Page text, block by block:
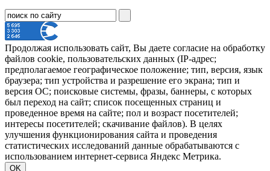
Продолжая использовать сайт, Вы даете согласие на обработку
файлов cookie, пользовательских данных (IP-адрес;
предполагаемое географическое положение; тип, версия, язык
браузера; тип устройства и разрешение его экрана; тип и
версия ОС; поисковые системы, фразы, баннеры, с которых
был переход на сайт; список посещенных страниц и
проведенное время на сайте; пол и возраст посетителей;
интересы посетителей; скачивание файлов). В целях
улучшения функционирования сайта и проведения
статистических исследований данные обрабатываются с
использованием интернет-сервиса Яндекс Метрика.
OK